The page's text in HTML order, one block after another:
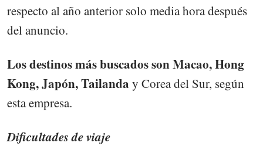
respecto al año anterior solo media hora después
del anuncio.
Los destinos más buscados son Macao, Hong
Kong, Japón, Tailanda y Corea del Sur, según
esta empresa.
Dificultades de viaje